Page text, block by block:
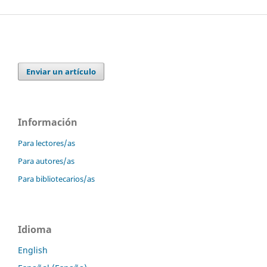
Enviar un artículo
Información
Para lectores/as
Para autores/as
Para bibliotecarios/as
Idioma
English